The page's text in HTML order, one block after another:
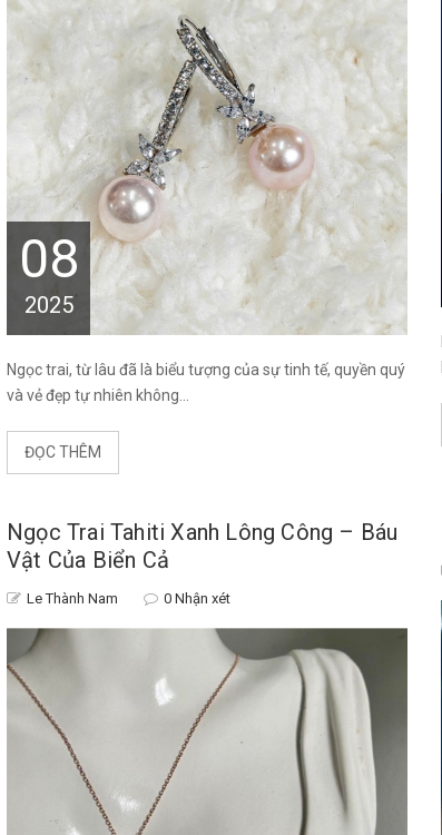
08
2025
Ngọc trai, từ lâu đã là biểu tượng của sự tinh tế, quyền quý
và vẻ đẹp tự nhiên không...
ĐỌC THÊM
Ngọc Trai Tahiti Xanh Lông Công – Báu
Vật Của Biển Cả
Le Thành Nam 0 Nhận xét